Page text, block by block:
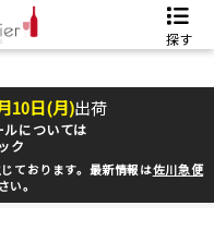
探す
10日(月)出荷
については
ク
ております。最新情報は佐川急便
い。